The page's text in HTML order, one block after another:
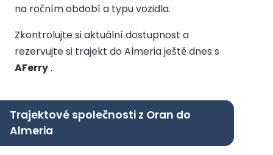
na ročním období a typu vozidla.
Zkontrolujte si aktuální dostupnost a
rezervujte si trajekt do Almeria ještě dnes s
AFerry.
Trajektové společnosti z Oran do
Almeria